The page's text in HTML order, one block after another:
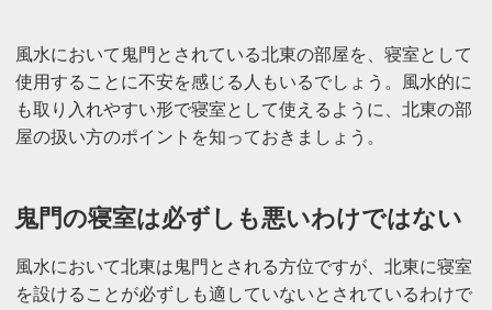
風水において鬼門とされている北東の部屋を、寝室として
使用することに不安を感じる人もいるでしょう。風水的に
も取り入れやすい形で寝室として使えるように、北東の部
屋の扱い方のポイントを知っておきましょう。
鬼門の寝室は必ずしも悪いわけではない
風水において北東は鬼門とされる方位ですが、北東に寝室
を設けることが必ずしも適していないとされているわけで